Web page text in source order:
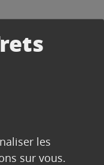
les
sur vous.
VideoSoloS